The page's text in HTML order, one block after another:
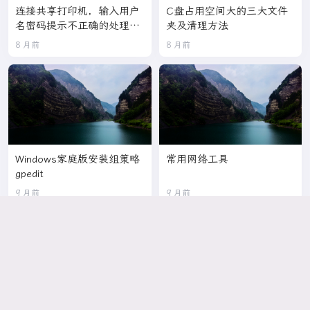
连接共享打印机，输入用户
名密码提示不正确的处理方
法
8 月前
C盘占用空间大的三大文件
夹及清理方法
8 月前
Windows家庭版安装组策略
gpedit
9 月前
常用网络工具
9 月前